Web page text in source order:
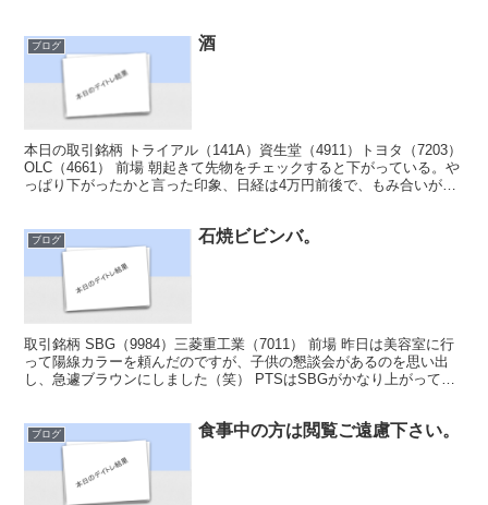
ブログ 酒
本日の取引銘柄 トライアル（141A）資生堂（4911）トヨタ（7203）
OLC（4661） 前場 朝起きて先物をチェックすると下がっている。や
っぱり下がったかと言った印象、日経は4万円前後で、もみ合いが続
ブログ 石焼ビビンバ。
取引銘柄 SBG（9984）三菱重工業（7011） 前場 昨日は美容室に行
って陽線カラーを頼んだのですが、子供の懇談会があるのを思い出
し、急遽ブラウンにしました（笑） PTSはSBGがかなり上がってい
ブログ 食事中の方は閲覧ご遠慮下さい。